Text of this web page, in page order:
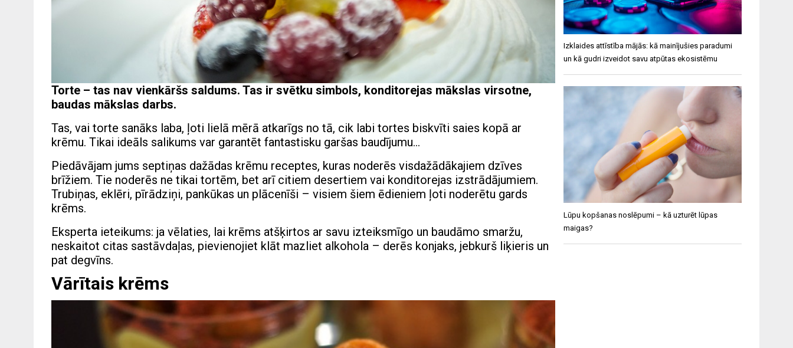
Torte – tas nav vienkāršs saldums. Tas ir svētku simbols, konditorejas mākslas virsotne,
baudas mākslas darbs.
Tas, vai torte sanāks laba, ļoti lielā mērā atkarīgs no tā, cik labi tortes biskvīti saies kopā ar
krēmu. Tikai ideāls salikums var garantēt fantastisku garšas baudījumu…
Piedāvājam jums septiņas dažādas krēmu receptes, kuras noderēs visdažādākajiem dzīves
brīžiem. Tie noderēs ne tikai tortēm, bet arī citiem desertiem vai konditorejas izstrādājumiem.
Trubiņas, eklēri, pīrādziņi, pankūkas un plācenīši – visiem šiem ēdieniem ļoti noderētu gards
krēms.
Eksperta ieteikums: ja vēlaties, lai krēms atšķirtos ar savu izteiksmīgo un baudāmo smaržu,
neskaitot citas sastāvdaļas, pievienojiet klāt mazliet alkohola – derēs konjaks, jebkurš liķieris un
pat degvīns.
Vārītais krēms
Izklaides attīstība mājās: kā mainījušies paradumi
un kā gudri izveidot savu atpūtas ekosistēmu
Lūpu kopšanas noslēpumi – kā uzturēt lūpas
maigas?